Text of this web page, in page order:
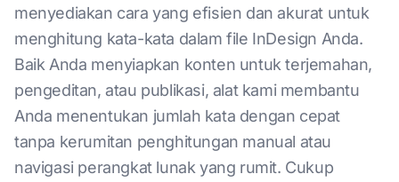
menyediakan cara yang efisien dan akurat untuk
menghitung kata-kata dalam file InDesign Anda.
Baik Anda menyiapkan konten untuk terjemahan,
pengeditan, atau publikasi, alat kami membantu
Anda menentukan jumlah kata dengan cepat
tanpa kerumitan penghitungan manual atau
navigasi perangkat lunak yang rumit. Cukup